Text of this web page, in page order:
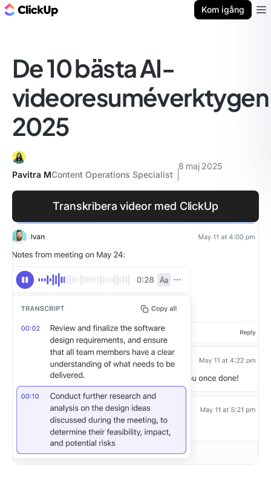
Kom igång
De 10 bästa AI-
videoresuméverktygen
2025
Pavitra MContent Operations Specialist
8 maj 2025
Transkribera videor med ClickUp